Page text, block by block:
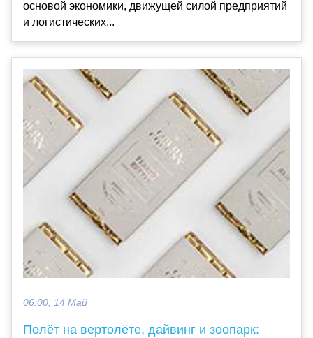
основой экономики, движущей силой предприятий
и логистических...
06:00, 14 Май
Полёт на вертолёте, дайвинг и зоопарк: